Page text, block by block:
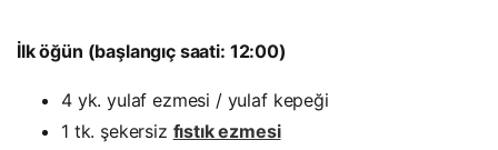
İlk öğün (başlangıç saati: 12:00)
4 yk. yulaf ezmesi / yulaf kepeği
1 tk. şekersiz fıstık ezmesi